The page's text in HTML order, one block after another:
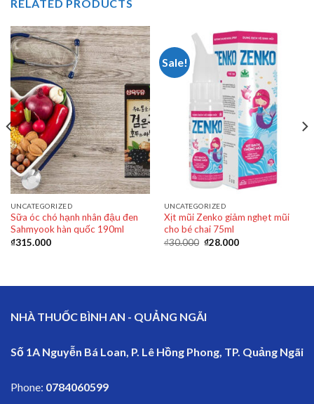
RELATED PRODUCTS
UNCATEGORIZED
Sữa óc chó hạnh nhân đậu đen
Sahmyook hàn quốc 190ml
₫315.000
Sale!
UNCATEGORIZED
Xịt mũi Zenko giảm nghẹt mũi
cho bé chai 75ml
₫30.000 ₫28.000
NHÀ THUỐC BÌNH AN - QUẢNG NGÃI
Số 1A Nguyễn Bá Loan, P. Lê Hồng Phong, TP. Quảng Ngãi
Phone: 0784060599